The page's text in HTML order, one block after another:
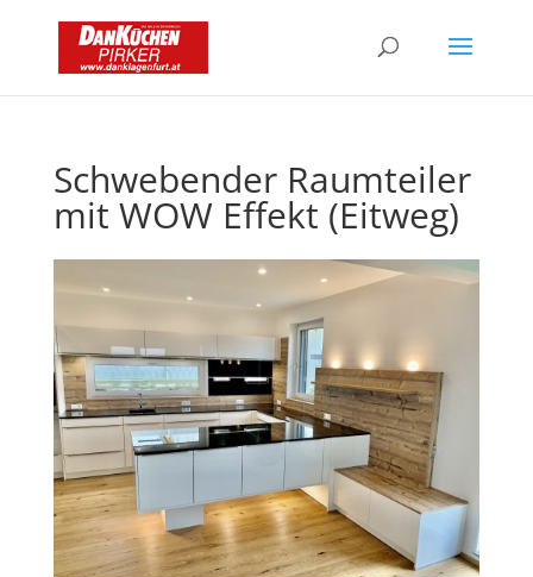
Schwebender Raumteiler
mit WOW Effekt (Eitweg)